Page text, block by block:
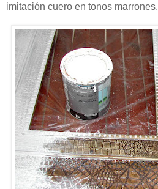
imitación cuero en tonos marrones.